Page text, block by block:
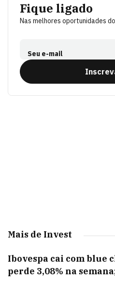
Fique ligado
Nas melhores oportunidades
Seu e-mail
Mais de Invest
Ibovespa cai com blue
perde 3,08% na